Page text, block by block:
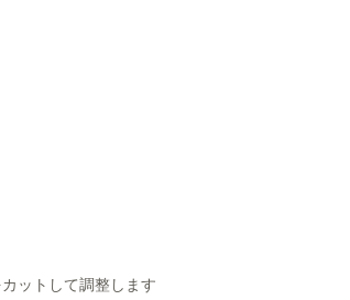
ットして調整します